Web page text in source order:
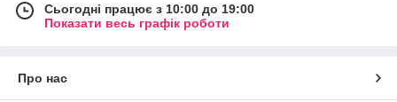
Сьогодні працює з 10:00 до 19:00
Показати весь графік роботи
Про нас